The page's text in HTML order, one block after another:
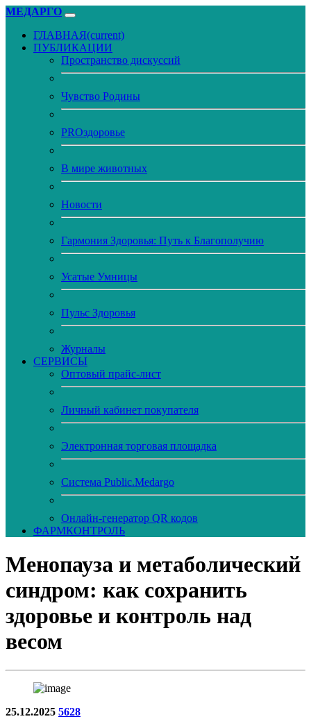
МЕДАРГО
ГЛАВНАЯ(current)
ПУБЛИКАЦИИ
Пространство дискуссий
Чувство Родины
PROздоровье
В мире животных
Новости
Гармония Здоровья: Путь к Благополучию
Усатые Умницы
Пульс Здоровья
Журналы
CЕРВИСЫ
Оптовый прайс-лист
Личный кабинет покупателя
Электронная торговая площадка
Система Public.Medargo
Онлайн-генератор QR кодов
ФАРМКОНТРОЛЬ
Менопауза и метаболический
синдром: как сохранить
здоровье и контроль над
весом
25.12.2025 5628